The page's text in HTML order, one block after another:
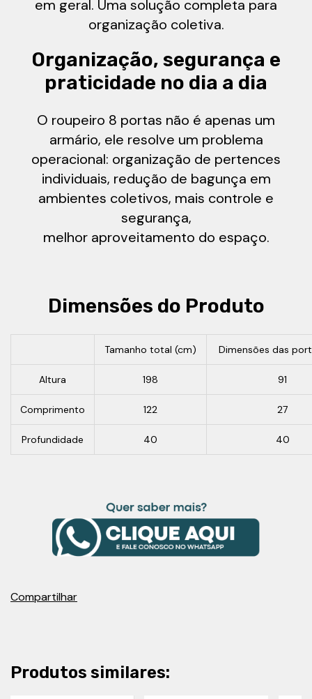
em geral. Uma solução completa para
organização coletiva.
Organização, segurança e
praticidade no dia a dia
O roupeiro 8 portas não é apenas um
armário, ele resolve um problema
operacional: organização de pertences
individuais, redução de bagunça em
ambientes coletivos, mais controle e
segurança,
melhor aproveitamento do espaço.
Dimensões do Produto
Tamanho total (cm) Dimensões das
Altura 198 91
Comprimento 122 27
Profundidade 40 40
Compartilhar
Produtos similares: